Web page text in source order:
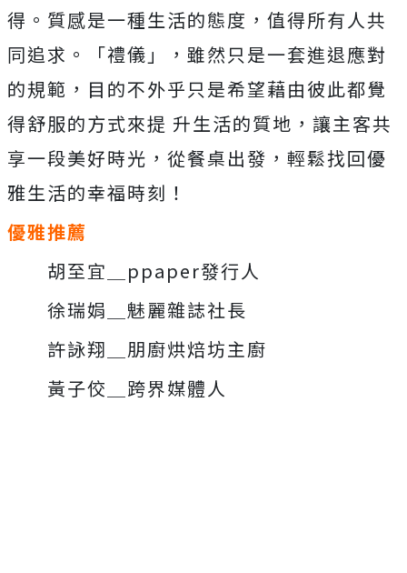
得。質感是一種生活的態度，值得所有人共
同追求。「禮儀」，雖然只是一套進退應對
的規範，目的不外乎只是希望藉由彼此都覺
得舒服的方式來提 升生活的質地，讓主客共
享一段美好時光，從餐桌出發，輕鬆找回優
雅生活的幸福時刻！
優雅推薦
胡至宜＿ppaper發行人
徐瑞娟＿魅麗雜誌社長
許詠翔＿朋廚烘焙坊主廚
黃子佼＿跨界媒體人